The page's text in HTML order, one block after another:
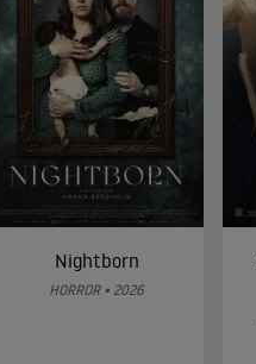
Nightborn
HORROR • 2026